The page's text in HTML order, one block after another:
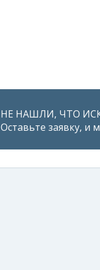
НЕ НАШЛИ, ЧТО
Оставьте заявку, и